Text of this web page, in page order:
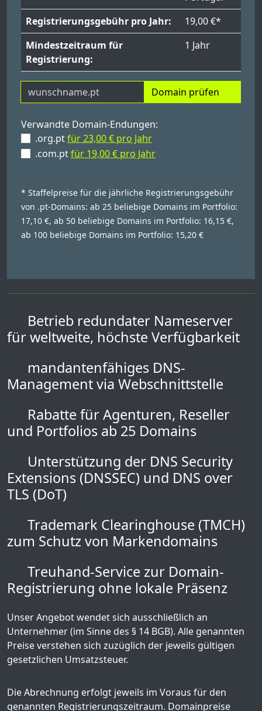
Registrierungsgebühr pro Jahr:
19,00 €*
Mindestzeitraum für
Registrierung:
1 Jahr
Domain prüfen
Verwandte Domain-Endungen:
.org.ptfür 23,00 € pro Jahr
.com.ptfür 19,00 € pro Jahr
* Staffelpreise für die jährliche Registrierungsgebühr
von .pt-Domains: ab 25 beliebige Domains im Portfolio:
17,10 €, ab 50 beliebige Domains im Portfolio: 16,15 €,
ab 100 beliebige Domains im Portfolio: 15,20 €
Betrieb redundater Nameserver
für weltweite, höchste Verfügbarkeit
mandantenfähiges DNS-
Management via Webschnittstelle
Rabatte für Agenturen, Reseller
und Portfolios ab 25 Domains
Unterstützung der DNS Security
Extensions (DNSSEC) und DNS over
TLS (DoT)
Trademark Clearinghouse (TMCH)
zum Schutz von Markendomains
Treuhand-Service zur Domain-
Registrierung ohne lokale Präsenz
Unser Angebot wendet sich ausschließlich an
Unternehmer (im Sinne des § 14 BGB). Alle genannten
Preise verstehen sich zuzüglich der jeweils gültigen
gesetzlichen Umsatzsteuer.
Die Abrechnung erfolgt jeweils im Voraus für den
genannten Registrierungszeitraum. Domainpreise